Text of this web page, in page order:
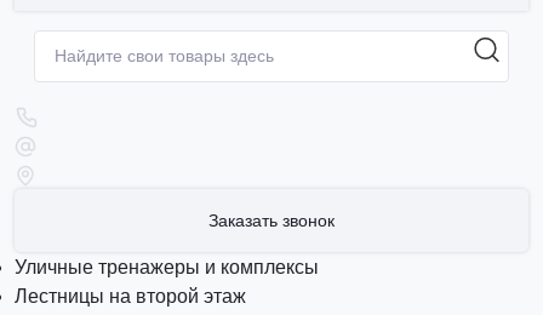
Заказать звонок
Уличные тренажеры и комплексы
Лестницы на второй этаж